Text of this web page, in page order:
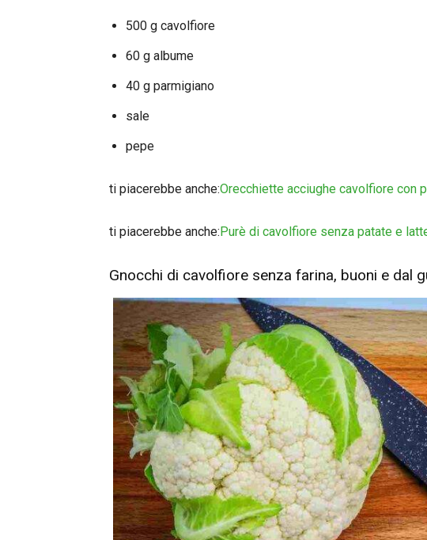
500 g cavolfiore
60 g albume
40 g parmigiano
sale
pepe
ti piacerebbe anche:Orecchiette acciughe cavolfiore con
ti piacerebbe anche:Purè di cavolfiore senza patate e
Gnocchi di cavolfiore senza farina, buoni e dal